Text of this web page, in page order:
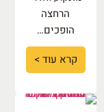
הרחצה
הופכים…
קרא עוד >